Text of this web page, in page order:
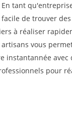
En tant
de trouver
à réaliser
vous
instantannée avec
pour